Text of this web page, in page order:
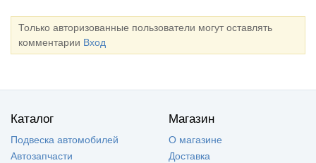
Только авторизованные пользователи могут оставлять
комментарии Вход
Каталог
Подвеска автомобилей
Автозапчасти
Магазин
О магазине
Доставка